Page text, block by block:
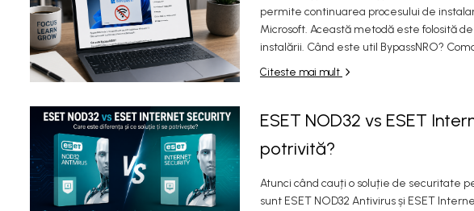
permite continuarea procesului de
Microsoft. Această metodă este folosită
instalării. Când este util BypassNRO?
Citeste mai mult
ESET NOD32 vs ESET
potrivită?
Atunci când cauți o soluție de securitate
sunt ESET NOD32 Antivirus și ESET